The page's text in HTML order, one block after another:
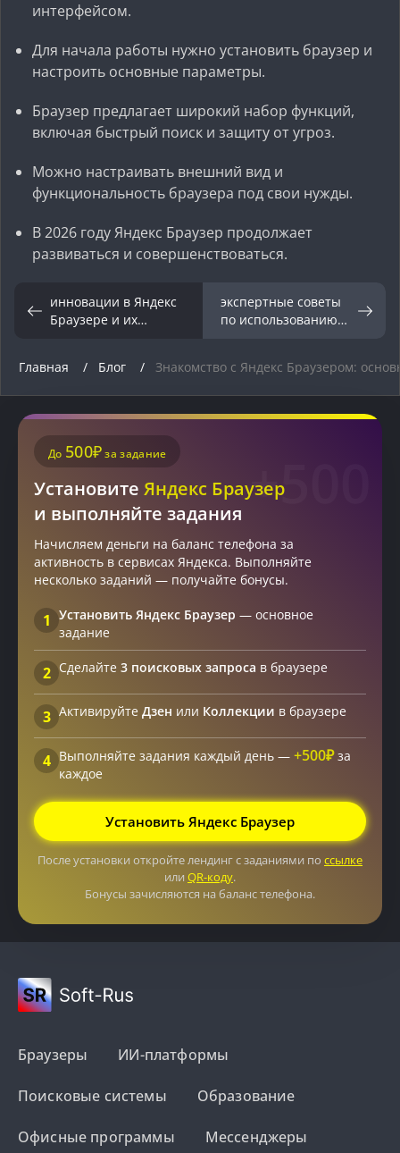
интерфейсом.
Для начала работы нужно установить браузер и
настроить основные параметры.
Браузер предлагает широкий набор функций,
включая быстрый поиск и защиту от угроз.
Можно настраивать внешний вид и
функциональность браузера под свои нужды.
В 2026 году Яндекс Браузер продолжает
развиваться и совершенствоваться.
инновации в Яндекс
Браузере и их
опыт.
экспертные советы
по использованию
Главная
Блог Знакомство с Яндекс Браузером:
+500
До 500₽за задание
Установите Яндекс Браузер
и выполняйте задания
Начисляем деньги на баланс телефона за
активность в сервисах Яндекса. Выполняйте
несколько заданий — получайте бонусы.
1 Установить Яндекс Браузер — основное
задание
2 Сделайте 3 поисковых запроса в браузере
3 Активируйте Дзен или Коллекции в браузере
4 Выполняйте задания каждый день — +500₽за
каждое
Установить Яндекс Браузер
После установки откройте лендинг с заданиями по ссылке
или QR-коду.
Бонусы зачисляются на баланс телефона.
Браузеры ИИ-платформы
Поисковые системы Образование
Офисные программы Мессенджеры